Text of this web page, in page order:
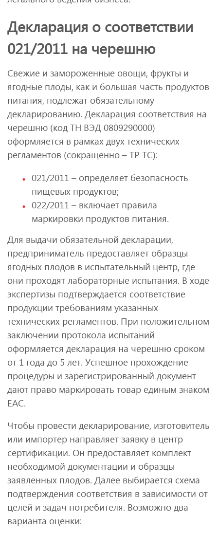
Декларация о соответствии
021/2011 на черешню
Свежие и замороженные овощи, фрукты и
ягодные плоды, как и большая часть продуктов
питания, подлежат обязательному
декларированию. Декларация соответствия на
черешню (код ТН ВЭД 0809290000)
оформляется в рамках двух технических
регламентов (сокращенно – ТР ТС):
021/2011 – определяет безопасность
пищевых продуктов;
022/2011 – включает правила
маркировки продуктов питания.
Для выдачи обязательной декларации,
предприниматель предоставляет образцы
ягодных плодов в испытательный центр, где
они проходят лабораторные испытания. В ходе
экспертизы подтверждается соответствие
продукции требованиям указанных
технических регламентов. При положительном
заключении протокола испытаний
оформляется декларация на черешню сроком
от 1 года до 5 лет. Успешное прохождение
процедуры и зарегистрированный документ
дают право маркировать товар единым знаком
ЕАС.
Чтобы провести декларирование, изготовитель
или импортер направляет заявку в центр
сертификации. Он предоставляет комплект
необходимой документации и образцы
заявленных плодов. Далее выбирается схема
подтверждения соответствия в зависимости от
целей и задач потребителя. Возможно два
варианта оценки: